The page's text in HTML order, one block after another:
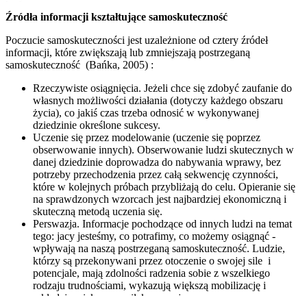
Źródła informacji kształtujące samoskuteczność
Poczucie samoskuteczności jest uzależnione od cztery źródeł
informacji, które zwiększają lub zmniejszają postrzeganą
samoskuteczność (Bańka, 2005) :
Rzeczywiste osiągnięcia. Jeżeli chce się zdobyć zaufanie do
własnych możliwości działania (dotyczy każdego obszaru
życia), co jakiś czas trzeba odnosić w wykonywanej
dziedzinie określone sukcesy.
Uczenie się przez modelowanie (uczenie się poprzez
obserwowanie innych). Obserwowanie ludzi skutecznych w
danej dziedzinie doprowadza do nabywania wprawy, bez
potrzeby przechodzenia przez całą sekwencję czynności,
które w kolejnych próbach przybliżają do celu. Opieranie się
na sprawdzonych wzorcach jest najbardziej ekonomiczną i
skuteczną metodą uczenia się.
Perswazja. Informacje pochodzące od innych ludzi na temat
tego: jacy jesteśmy, co potrafimy, co możemy osiągnąć -
wpływają na naszą postrzeganą samoskuteczność. Ludzie,
którzy są przekonywani przez otoczenie o swojej sile i
potencjale, mają zdolności radzenia sobie z wszelkiego
rodzaju trudnościami, wykazują większą mobilizację i